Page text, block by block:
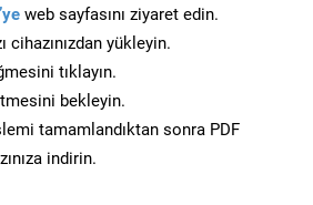
web sayfasını ziyaret edin.
cihazınızdan yükleyin.
tıklayın.
bekleyin.
tamamlandıktan sonra PDF
indirin.